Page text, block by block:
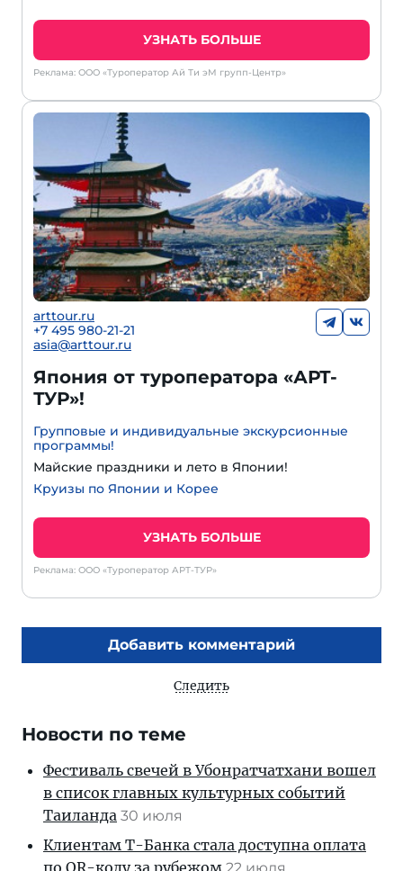
УЗНАТЬ БОЛЬШЕ
Реклама: ООО «Туроператор Ай Ти эМ групп-Центр»
arttour.ru
+7 495 980-21-21
asia@arttour.ru
Япония от туроператора «АРТ-
ТУР»!
Групповые и индивидуальные экскурсионные
программы!
Майские праздники и лето в Японии!
Круизы по Японии и Корее
УЗНАТЬ БОЛЬШЕ
Реклама: ООО «Туроператор АРТ-ТУР»
Добавить комментарий
Следить
Новости по теме
Фестиваль свечей в Убонратчатхани вошел
в список главных культурных событий
Таиланда 30 июля
Клиентам T-Банка стала доступна оплата